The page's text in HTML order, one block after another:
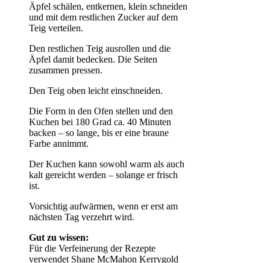
Äpfel schälen, entkernen, klein schneiden
und mit dem restlichen Zucker auf dem
Teig verteilen.
Den restlichen Teig ausrollen und die
Äpfel damit bedecken. Die Seiten
zusammen pressen.
Den Teig oben leicht einschneiden.
Die Form in den Ofen stellen und den
Kuchen bei 180 Grad ca. 40 Minuten
backen – so lange, bis er eine braune
Farbe annimmt.
Der Kuchen kann sowohl warm als auch
kalt gereicht werden – solange er frisch
ist.
Vorsichtig aufwärmen, wenn er erst am
nächsten Tag verzehrt wird.
Gut zu wissen:
Für die Verfeinerung der Rezepte
verwendet Shane McMahon Kerrygold